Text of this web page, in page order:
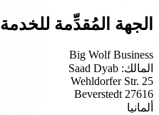
الجهة المُقدِّمة للخدمة
Big Wolf Business
المالك: Saad Dyab
Wehldorfer Str. 25
27616 Beverstedt
ألمانيا